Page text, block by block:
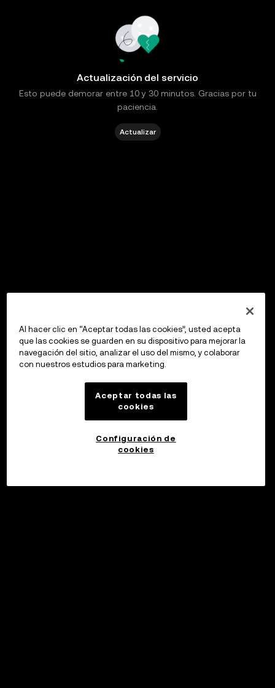
Actualización del servicio
Esto puede demorar entre 10 y 30 minutos. Gracias por tu
paciencia.
Actualizar
Al hacer clic en “Aceptar todas las cookies”, usted acepta
que las cookies se guarden en su dispositivo para mejorar la
navegación del sitio, analizar el uso del mismo, y colaborar
con nuestros estudios para marketing.
Aceptar todas las
cookies
Configuración de
cookies